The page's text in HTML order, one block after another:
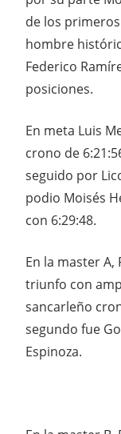
de los
hombre
Federico
posiciones.
En meta Luis
crono de
seguido por
podio Moisés
con 6:29:48.
En la master A,
triunfo con
sancarleño
segundo fue
Espinoza.